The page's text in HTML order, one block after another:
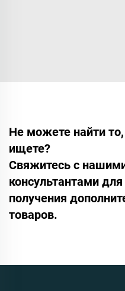
Не можете найти
ищете?
Свяжитесь с
консультантами для
получения
товаров.